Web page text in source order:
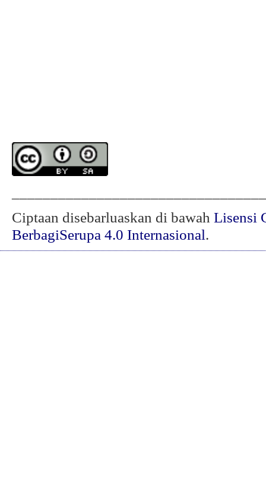
Ciptaan disebarluaskan di bawah Lisensi
BerbagiSerupa 4.0 Internasional.